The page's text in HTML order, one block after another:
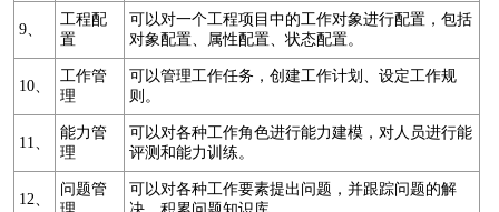
9、
工程配
置
可以对一个工程项目中的工作对象进行配置，包括
对象配置、属性配置、状态配置。
10、
工作管
理
可以管理工作任务，创建工作计划、设定工作规
则。
11、
能力管
理
可以对各种工作角色进行能力建模，对人员进行能
评测和能力训练。
12、
问题管
可以对各种工作要素提出问题，并跟踪问题的解